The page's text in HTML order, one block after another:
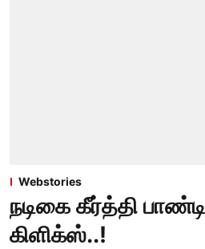
Webstories
நடிகை கீர்த்தி
கிளிக்ஸ்..!